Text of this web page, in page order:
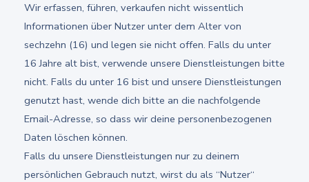
Wir erfassen, führen, verkaufen nicht wissentlich
Informationen über Nutzer unter dem Alter von
sechzehn (16) und legen sie nicht offen. Falls du unter
16 Jahre alt bist, verwende unsere Dienstleistungen bitte
nicht. Falls du unter 16 bist und unsere Dienstleistungen
genutzt hast, wende dich bitte an die nachfolgende
Email-Adresse, so dass wir deine personenbezogenen
Daten löschen können.
Falls du unsere Dienstleistungen nur zu deinem
persönlichen Gebrauch nutzt, wirst du als “Nutzer“